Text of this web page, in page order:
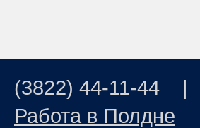
(3822) 44-11-44 |
Работа в Полдне